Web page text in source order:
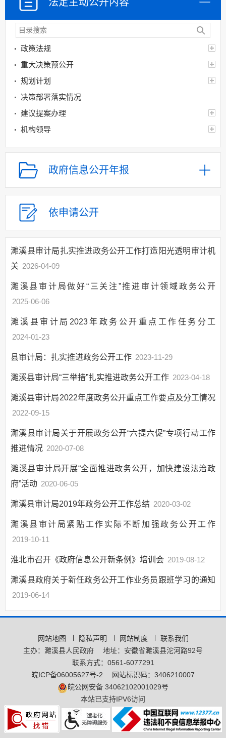
政策法规
重大决策预公开
规划计划
决策部署落实情况
建议提案办理
机构领导
机构设置
人事信息
财政资金
应急管理
乡村振兴（精准脱贫）
整情况
公共服务和中介服务
行政权力运行
网上政务服务
招标采购
新闻发布
上级政策解读
本级政策解读
监督保障
公开制度
专项工作
工作推进
审计公开
政府信息公开年报
依申请公开
濉溪县审计局扎实推进政务公开工作打造阳光透明审计机
关 2026-04-09
濉溪县审计局做好“三关注”推进审计领域政务公开
2025-06-06
濉溪县审计局2023年政务公开重点工作任务分工
2024-01-23
县审计局：扎实推进政务公开工作 2023-11-29
濉溪县审计局“三举措”扎实推进政务公开工作 2023-04-18
濉溪县审计局2022年度政务公开重点工作要点及分工情况
2022-09-15
濉溪县审计局关于开展政务公开“六提六促”专项行动工作
推进情况 2020-07-08
濉溪县审计局开展“全面推进政务公开，加快建设法治政
府”活动 2020-06-05
濉溪县审计局2019年政务公开工作总结 2020-03-02
濉溪县审计局紧贴工作实际不断加强政务公开工作
2019-10-11
淮北市召开《政府信息公开新条例》培训会 2019-08-12
濉溪县政府关于新任政务公开工作业务员跟班学习的通知
2019-06-14
网站地图 隐私声明 网站制度
联系我们
主办：濉溪县人民政府
地址：安徽省濉溪县沱河路92号
联系方式：0561-6077291
皖ICP备06005627号-2
网站标识码：3406210007
皖公网安备 34062102001029号
本站已支持IPV6访问